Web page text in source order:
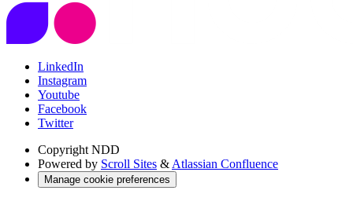
LinkedIn
Instagram
Youtube
Facebook
Twitter
Copyright NDD
Powered by Scroll Sites & Atlassian Confluence
Manage cookie preferences